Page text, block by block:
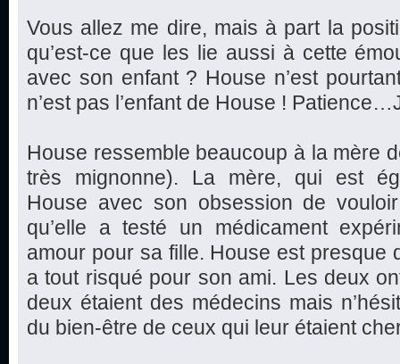
Vous allez me dire, mais à part la
qu’est-ce que les lie aussi à cette
avec son enfant ? House n’est
n’est pas l’enfant de House !
House ressemble beaucoup à la mère
très mignonne). La mère, qui est
House avec son obsession de
qu’elle a testé un médicament
amour pour sa fille. House est presque
a tout risqué pour son ami. Les deux
deux étaient des médecins mais
du bien-être de ceux qui leur étaient